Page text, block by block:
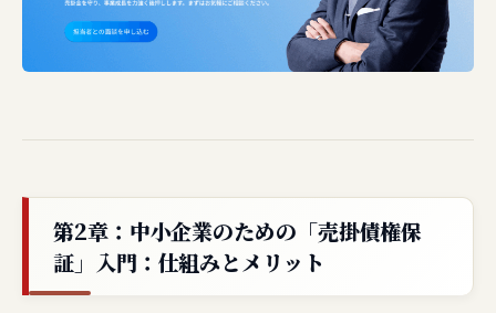
第2章：中小企業のための「売掛債権保
証」入門：仕組みとメリット